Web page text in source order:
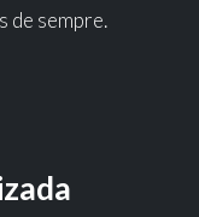
de sempre.